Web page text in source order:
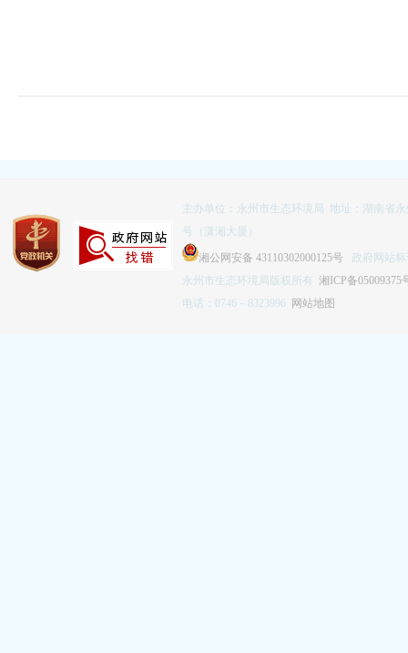
主办单位：永州市生态环境局 地址：湖南省
号（潇湘大厦）
湘公网安备 43110302000125号 政府网站标
永州市生态环境局版权所有 湘ICP备05009375
电话：0746－8323996 网站地图